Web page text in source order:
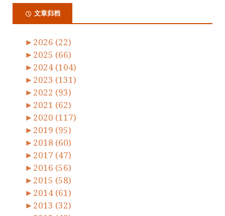
文章归档
► 2026 (22)
► 2025 (66)
► 2024 (104)
► 2023 (131)
► 2022 (93)
► 2021 (62)
► 2020 (117)
► 2019 (95)
► 2018 (60)
► 2017 (47)
► 2016 (56)
► 2015 (58)
► 2014 (61)
► 2013 (32)